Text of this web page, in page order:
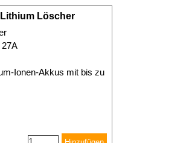
Löscher
27A
Ionen-Akkus mit bis zu